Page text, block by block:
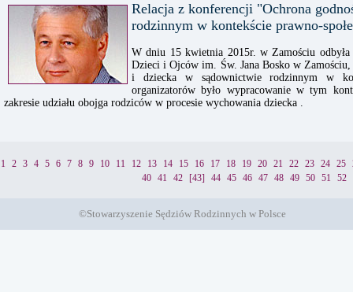
Relacja z konferencji "Ochrona
rodzinnym w kontekście prawno-
W dniu 15 kwietnia 2015r. w Zamościu
Dzieci i Ojców im. Św. Jana Bosko w
i dziecka w sądownictwie rodzinnym w
organizatorów było wypracowanie w tym
zakresie udziału obojga rodziców w procesie wychowania dziecka .
1 2 3 4 5 6 7 8 9 10 11 12 13 14 15 16 17 18 19 20 21 22 23 24 25
40
41 42 [43] 44 45 46 47 48 49 50 51 52
©Stowarzyszenie Sędziów Rodzinnych w Polsce